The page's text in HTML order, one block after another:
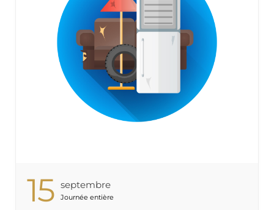
15 Septembre
Journée entière